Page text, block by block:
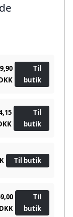
Til
butik
Til
butik
Til butik
DKK
Til
butik